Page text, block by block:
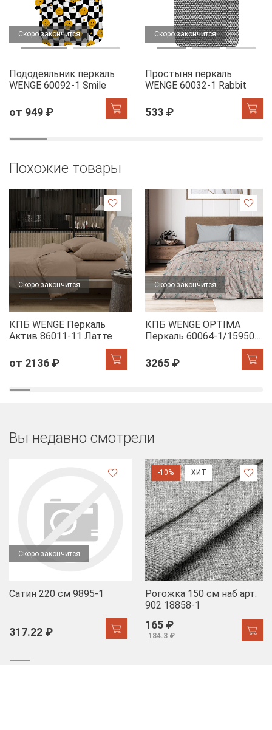
Скоро закончится
Пододеяльник перкаль
WENGE 60092-1 Smile
от 949 ₽
Скоро закончится
Простыня перкаль
WENGE 60032-1 Rabbit
533 ₽
Похожие товары
Скоро закончится
КПБ WENGE Перкаль
Актив 86011-11 Латте
от 2136 ₽
Скоро закончится
КПБ WENGE OPTIMA
Перкаль 60064-1/15950-
3265 ₽
Вы недавно смотрели
Скоро закончится
Сатин 220 см 9895-1
317.22 ₽
-10% ХИТ
Рогожка 150 см наб арт.
902 18858-1
165 ₽
184.3 ₽